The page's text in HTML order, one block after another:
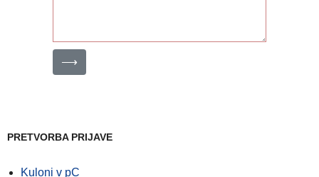
⟶
PRETVORBA PRIJAVE
Kuloni v pC